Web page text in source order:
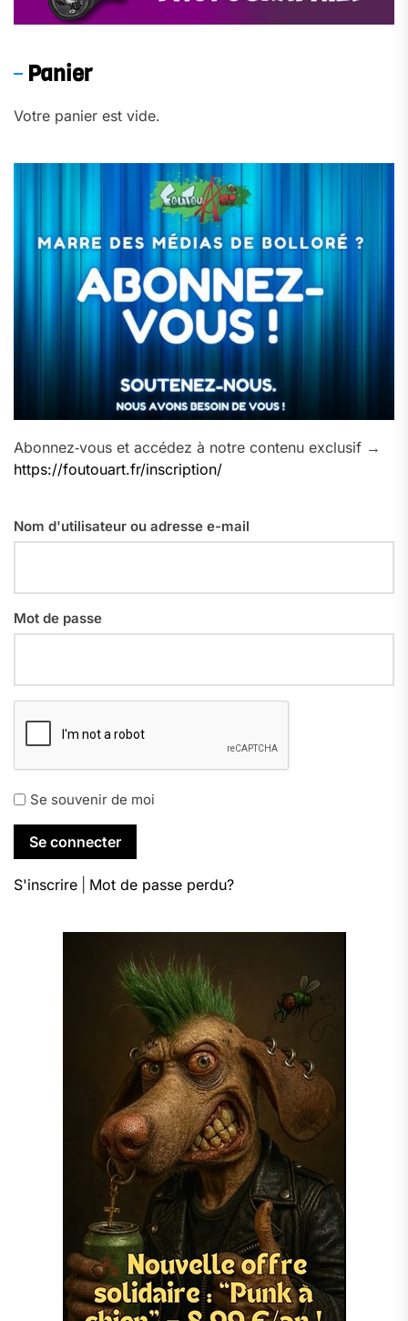
Panier
Votre panier est vide.
Abonnez‑vous et accédez à notre contenu exclusif →
https://foutouart.fr/inscription/
Nom d'utilisateur ou adresse e-mail
Mot de passe
Se souvenir de moi
S'inscrire Mot de passe perdu?